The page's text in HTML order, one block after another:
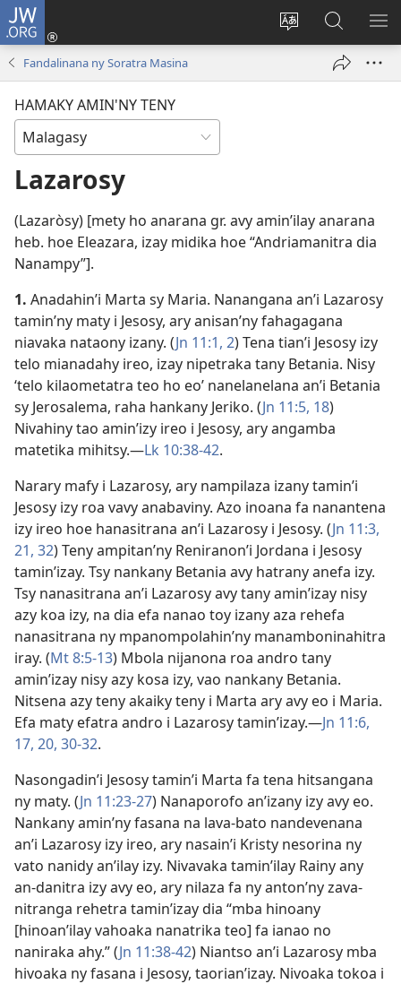
JW.ORG
Hiova
Hiditra
(manokatra
ato
Amin’ny
Fandalinana ny Soratra Masina
HAMAKY AMIN'NY TENY
Lazarosy
(Lazaròsy) [mety ho anarana gr. avy amin’ilay anarana
heb. hoe Eleazara, izay midika hoe “Andriamanitra dia
Nanampy”].
1. Anadahin’i Marta sy Maria. Nanangana an’i Lazarosy
tamin’ny maty i Jesosy, ary anisan’ny fahagagana
niavaka nataony izany. (Jn 11:1, 2) Tena tian’i Jesosy izy
telo mianadahy ireo, izay nipetraka tany Betania. Nisy
‘telo kilaometatra teo ho eo’ nanelanelana an’i Betania
sy Jerosalema, raha hankany Jeriko. (Jn 11:5, 18)
Nivahiny tao amin’izy ireo i Jesosy, ary angamba
matetika mihitsy.​—Lk 10:38-42.
Narary mafy i Lazarosy, ary nampilaza izany tamin’i
Jesosy izy roa vavy anabaviny. Azo inoana fa nanantena
izy ireo hoe hanasitrana an’i Lazarosy i Jesosy. (Jn 11:3,
21, 32) Teny ampitan’ny Reniranon’i Jordana i Jesosy
tamin’izay. Tsy nankany Betania avy hatrany anefa izy.
Tsy nanasitrana an’i Lazarosy avy tany amin’izay nisy
azy koa izy, na dia efa nanao toy izany aza rehefa
nanasitrana ny mpanompolahin’ny manamboninahitra
iray. (Mt 8:5-13) Mbola nijanona roa andro tany
amin’izay nisy azy kosa izy, vao nankany Betania.
Nitsena azy teny akaiky teny i Marta ary avy eo i Maria.
Efa maty efatra andro i Lazarosy tamin’izay.​—Jn 11:6,
17, 20, 30-32.
Nasongadin’i Jesosy tamin’i Marta fa tena hitsangana
ny maty. (Jn 11:23-27) Nanaporofo an’izany izy avy eo.
Nankany amin’ny fasana na lava-bato nandevenana
an’i Lazarosy izy ireo, ary nasain’i Kristy nesorina ny
vato nanidy an’ilay izy. Nivavaka tamin’ilay Rainy any
an-danitra izy avy eo, ary nilaza fa ny anton’ny zava-
nitranga rehetra tamin’izay dia “mba hinoany
[hinoan’ilay vahoaka nanatrika teo] fa ianao no
naniraka ahy.” (Jn 11:38-42) Niantso an’i Lazarosy mba
hivoaka ny fasana i Jesosy, taorian’izay. Nivoaka tokoa i